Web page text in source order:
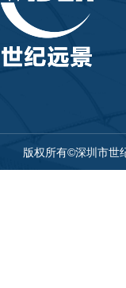
版权所有©深圳市